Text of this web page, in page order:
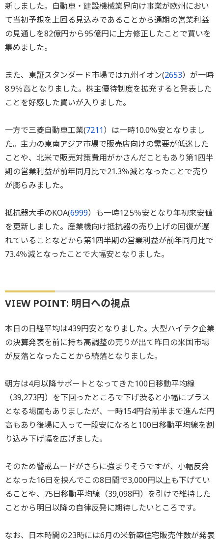
新しました。自動車・建設機械業界向け事業が欧州におい
て当初予想を上回る見込みであることから通期の営業利益
の見通しを82億円から95億円に上方修正したことで買いを
集めました。
また、東証スタンダード市場では九州イオン(2653）が一時
8.9％高となりました。株主優待制度を拡充すると発表した
ことを好感した買いが入りました。
一方で三菱自動車工業(7211）は一時10.0％安となりまし
た。主力の東南アジア市場で販売店向けの需要が低迷した
ことや、北米で販売対策費用がかさんだこともあり第1四半
期の営業利益が前年同月比で21.3％減となったことで売り
が膨らみました。
抵抗器大手のKOA(6999）も一時12.5％安となり年初来安値
を更新しました。産業機向け抵抗器の売り上げの回復が遅
れていることなどから第1四半期の営業利益が前年同月比で
73.4％減となったことで大幅安となりました。
VIEW POINT: 明日への視点
本日の日経平均は439円安となりました。大型ハイテク企業
の決算発表を前に持ち高調整の売りが出て昨日の米国市場
が反落となったことから続落となりました。
朝方は4月以降サポートとなってきた100日移動平均線
（39,273円）を下回ったところで下げ渋ると小幅にプラス
となる場面もありましたが、一時154円台前半まで進んだ円
高もあり後場に入って一段安になると100日移動平均線を割
り込み下げ幅を広げました。
そのため警戒ムードがさらに強まりそうですが、小幅反発
となった16日を挟んでこの8日間で3,000円以上も下げてい
ることや、75日移動平均線（39,098円）を引けで維持した
ことから明日以降の自律反発に期待したいところです。
なお、日本時間の23時には6月の米新築住宅販売件数が発表